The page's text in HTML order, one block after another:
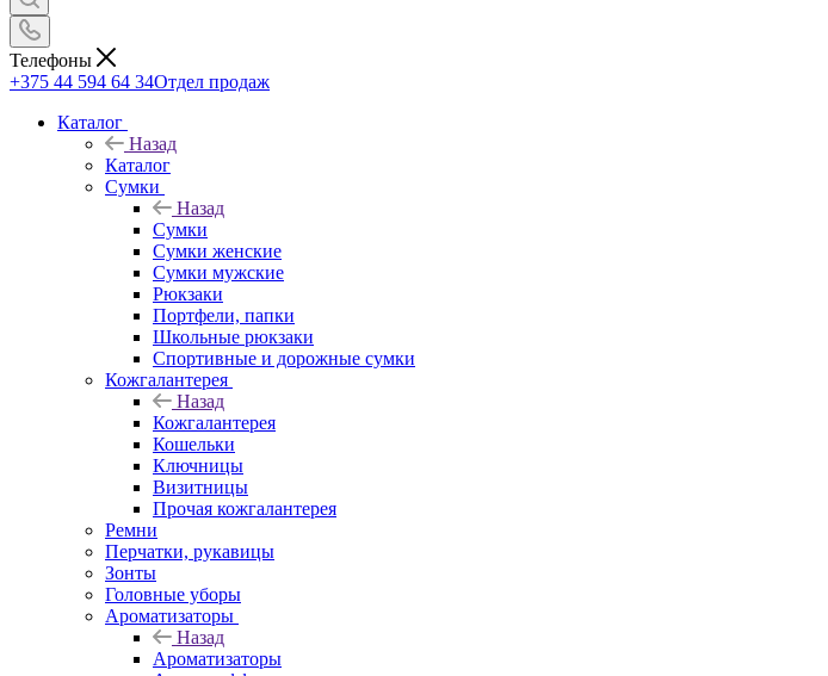
Телефоны
+375 44 594 64 34Отдел продаж
Каталог
Назад
Каталог
Сумки
Назад
Сумки
Сумки женские
Сумки мужские
Рюкзаки
Портфели, папки
Школьные рюкзаки
Спортивные и дорожные сумки
Кожгалантерея
Назад
Кожгалантерея
Кошельки
Ключницы
Визитницы
Прочая кожгалантерея
Ремни
Перчатки, рукавицы
Зонты
Головные уборы
Ароматизаторы
Назад
Ароматизаторы